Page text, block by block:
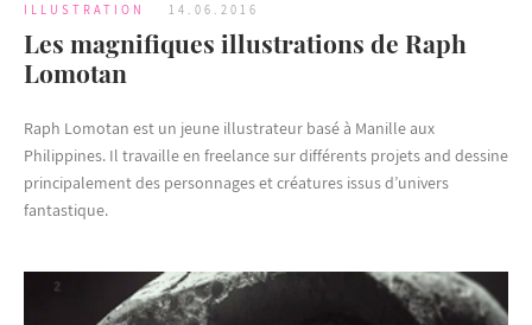
ILLUSTRATION 14.06.2016
Les magnifiques illustrations de Raph
Lomotan
Raph Lomotan est un jeune illustrateur basé à Manille aux
Philippines. Il travaille en freelance sur différents projets and dessine
principalement des personnages et créatures issus d’univers
fantastique.